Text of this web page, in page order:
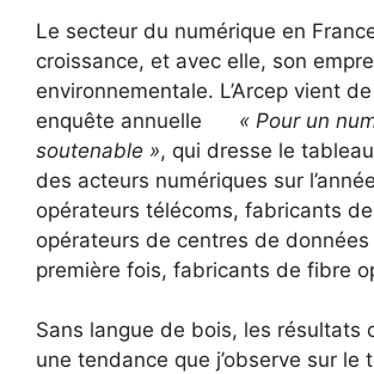
Le secteur du numérique en
croissance, et avec elle, son
environnementale. L’Arcep vient
enquête annuelle
« Pour un
soutenable », qui dresse le
des acteurs numériques sur
opérateurs télécoms, fabricants
opérateurs de centres de
première fois, fabricants de fibre
Sans langue de bois, les résultats
une tendance que j’observe sur le